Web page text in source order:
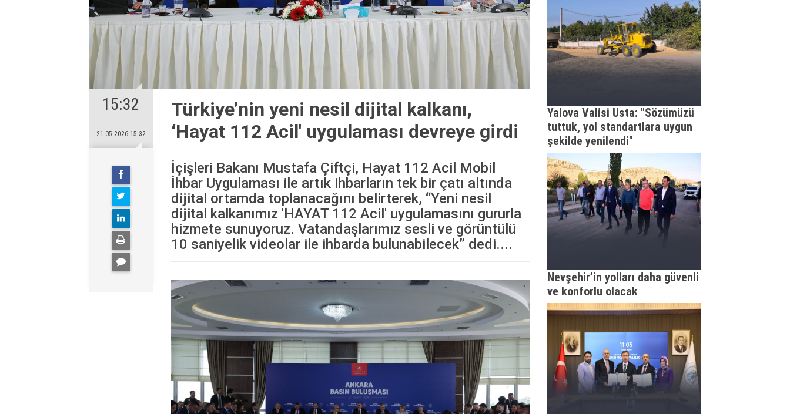
15:32
21.05.2026 15:32
Türkiye’nin yeni nesil dijital kalkanı,
‘Hayat 112 Acil' uygulaması devreye girdi
İçişleri Bakanı Mustafa Çiftçi, Hayat 112 Acil Mobil
İhbar Uygulaması ile artık ihbarların tek bir çatı altında
dijital ortamda toplanacağını belirterek, “Yeni nesil
dijital kalkanımız 'HAYAT 112 Acil' uygulamasını gururla
hizmete sunuyoruz. Vatandaşlarımız sesli ve görüntülü
10 saniyelik videolar ile ihbarda bulunabilecek” dedi....
Yalova Valisi Usta: "Sözümüzü
tuttuk, yol standartlara uygun
şekilde yenilendi"
Nevşehir’in yolları daha güvenli
ve konforlu olacak